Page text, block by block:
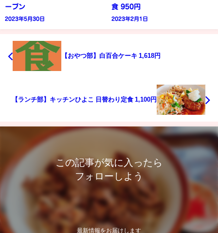
ープン
2023年5月30日
食 950円
2023年2月1日
【おやつ部】白百合ケーキ 1,618円
【ランチ部】キッチンひよこ 日替わり定食 1,100円
この記事が気に入ったら
フォローしよう
最新情報をお届けします